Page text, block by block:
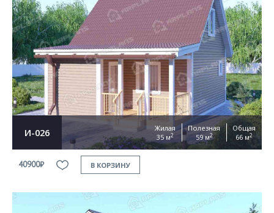
И-026
Жилая
35 м2
Полезная
59 м2
Общая
66 м2
40900₽ В КОРЗИНУ